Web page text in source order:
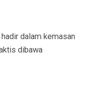
dalam kemasan
dibawa